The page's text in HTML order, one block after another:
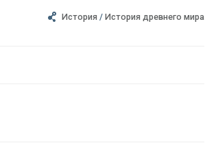
История /История древнего мира